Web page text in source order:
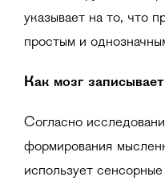
указывает на то, что
простым и
Как мозг
Согласно
формирования
использует